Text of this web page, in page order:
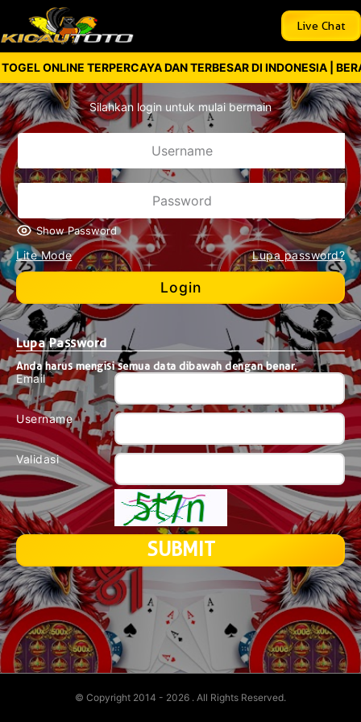
Live Chat
ONLINE TERPERCAYA DAN TERBESAR DI INDONESIA |
Silahkan login untuk mulai bermain
Show Password
Lite Mode Lupa password?
Login
Lupa Password
Anda harus mengisi semua data dibawah dengan benar.
Email
Username
Validasi
© Copyright 2014 - 2026 . All Rights Reserved.